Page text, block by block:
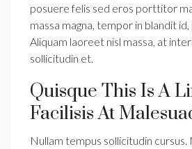
posuere felis sed eros porttitor
massa magna, tempor in blandit id,
Aliquam laoreet nisl massa, at
sollicitudin et.
Quisque This Is A
Facilisis At
Nullam tempus sollicitudin cursus.